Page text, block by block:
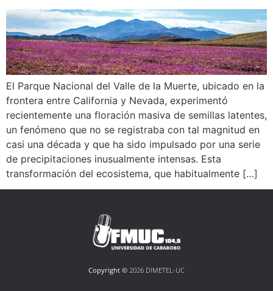
El Parque Nacional del Valle de la Muerte, ubicado en la
frontera entre California y Nevada, experimentó
recientemente una floración masiva de semillas latentes,
un fenómeno que no se registraba con tal magnitud en
casi una década y que ha sido impulsado por una serie
de precipitaciones inusualmente intensas. Esta
transformación del ecosistema, que habitualmente […]
Copyright © 2026 DIMETEL-UC